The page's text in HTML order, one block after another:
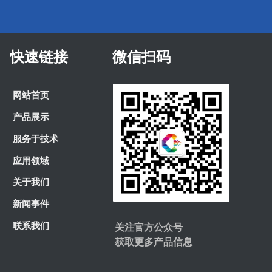
快速链接
网站首页
网站首页
产品展示
产品展示
服务于技术
服务于技术
应用领域
应用领域
关于我们
关于我们
新闻事件
新闻事件
联系我们
微信扫码
关注官方公众号
获取更多产品信息